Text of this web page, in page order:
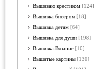
Вышиваю крестиком [124]
Вышивка бисером [18]
Вышивка детям [64]
Вышивка для души [198]
Вышивка.Вязание [10]
Вышитые картины [130]